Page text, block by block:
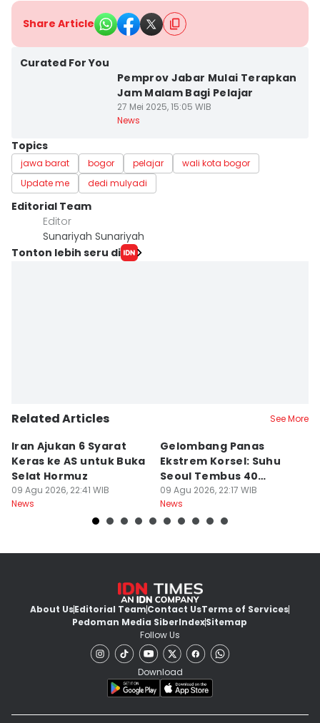
Share Article
Curated For You
Pemprov Jabar Mulai Terapkan
Jam Malam Bagi Pelajar
27 Mei 2025, 15:05 WIB
News
Topics
jawa barat bogor pelajar
wali kota bogor
Update me
dedi mulyadi
Editorial Team
Editor
Sunariyah Sunariyah
Tonton lebih seru di
Related Articles See More
Iran Ajukan 6 Syarat
Keras ke AS untuk Buka
Selat Hormuz
09 Agu 2026, 22:41 WIB
News
Gelombang Panas
Ekstrem Korsel: Suhu
Seoul Tembus 40
Derajat Celcius
09 Agu 2026, 22:17 WIB
News
About UsEditorial TeamContact UsTerms of Services
Pedoman Media SiberIndexSitemap
Follow Us
Download